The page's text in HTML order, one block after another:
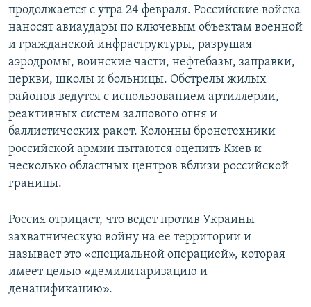
продолжается с утра 24 февраля. Российские войска
наносят авиаудары по ключевым объектам военной
и гражданской инфраструктуры, разрушая
аэродромы, воинские части, нефтебазы, заправки,
церкви, школы и больницы. Обстрелы жилых
районов ведутся с использованием артиллерии,
реактивных систем залпового огня и
баллистических ракет. Колонны бронетехники
российской армии пытаются оцепить Киев и
несколько областных центров вблизи российской
границы.
Россия отрицает, что ведет против Украины
захватническую войну на ее территории и
называет это «специальной операцией», которая
имеет целью «демилитаризацию и
денацификацию».